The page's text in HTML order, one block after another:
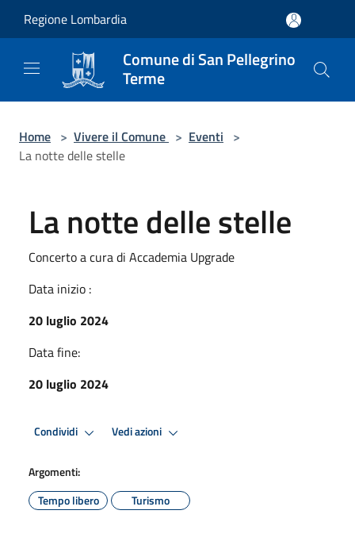
Regione Lombardia
Comune di San Pellegrino
Terme
Home > Vivere il Comune > Eventi >
La notte delle stelle
La notte delle stelle
Concerto a cura di Accademia Upgrade
Data inizio :
20 luglio 2024
Data fine:
20 luglio 2024
Condividi Vedi azioni
Argomenti:
Tempo libero
Turismo